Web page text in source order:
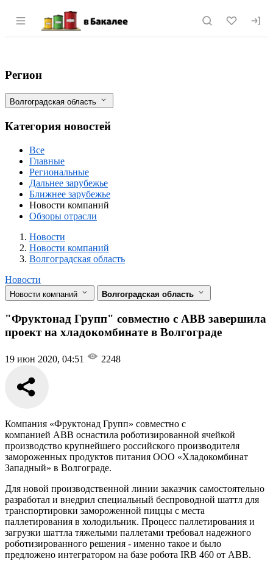
Раздел навигации по сайту vbakalee.ru
"Фруктонад Групп" совместно с ABB
Фильтры
Регион
Волгоградская область
Категория новостей
Все
Главные
Региональные
Дальнее зарубежье
Ближнее зарубежье
Новости компаний
Обзоры отрасли
Новости
Разделы
Новости
Новости компаний
Волгоградская область
Новости
Новости компаний Волгоградская область
"Фруктонад Групп" совместно с ABB завершила
проект на хладокомбинате в Волгограде
19 июн 2020, 04:51 2248
Компания «Фруктонад Групп» совместно с
компанией ABB оснастила роботизированной ячейкой
производство крупнейшего российского производителя
замороженных продуктов питания ООО «Хладокомбинат
Западный» в Волгограде.
Для новой производственной линии заказчик самостоятельно
разработал и внедрил специальный беспроводной шаттл для
транспортировки замороженной пиццы с места
паллетирования в холодильник. Процесс паллетирования и
загрузки шаттла тяжелыми паллетами требовал надежного
роботизированного решения - именно такое и было
предложено интегратором на базе робота IRB 460 от ABB.